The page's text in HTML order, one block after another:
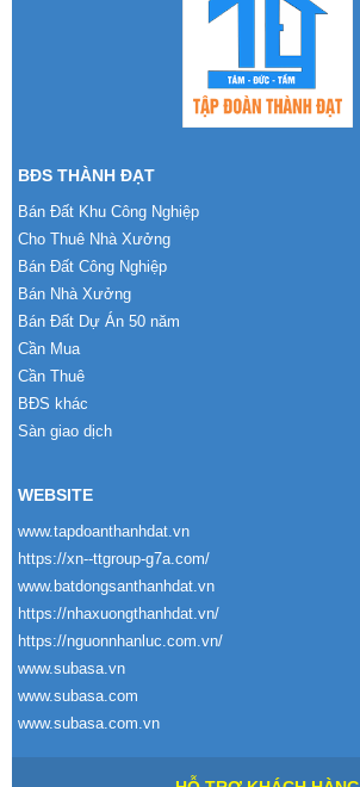
BĐS THÀNH ĐẠT
Bán Đất Khu Công Nghiệp
Cho Thuê Nhà Xưởng
Bán Đất Công Nghiệp
Bán Nhà Xưởng
Bán Đất Dự Án 50 năm
Cần Mua
Cần Thuê
BĐS khác
Sàn giao dịch
WEBSITE
www.tapdoanthanhdat.vn
https://xn--ttgroup-g7a.com/
www.batdongsanthanhdat.vn
https://nhaxuongthanhdat.vn/
https://nguonnhanluc.com.vn/
www.subasa.vn
www.subasa.com
www.subasa.com.vn